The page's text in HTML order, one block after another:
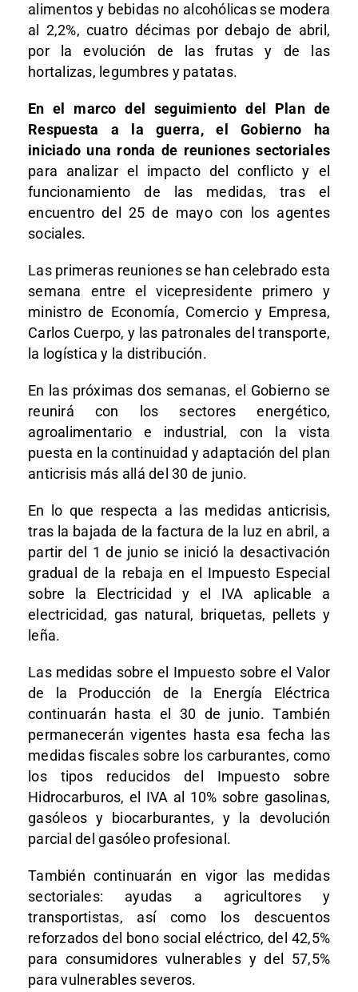
alimentos y bebidas no alcohólicas se modera
al 2,2%, cuatro décimas por debajo de abril,
por la evolución de las frutas y de las
hortalizas, legumbres y patatas.
En el marco del seguimiento del Plan de
Respuesta a la guerra, el Gobierno ha
iniciado una ronda de reuniones sectoriales
para analizar el impacto del conflicto y el
funcionamiento de las medidas, tras el
encuentro del 25 de mayo con los agentes
sociales.
Las primeras reuniones se han celebrado esta
semana entre el vicepresidente primero y
ministro de Economía, Comercio y Empresa,
Carlos Cuerpo, y las patronales del transporte,
la logística y la distribución.
En las próximas dos semanas, el Gobierno se
reunirá con los sectores energético,
agroalimentario e industrial, con la vista
puesta en la continuidad y adaptación del plan
anticrisis más allá del 30 de junio.
En lo que respecta a las medidas anticrisis,
tras la bajada de la factura de la luz en abril, a
partir del 1 de junio se inició la desactivación
gradual de la rebaja en el Impuesto Especial
sobre la Electricidad y el IVA aplicable a
electricidad, gas natural, briquetas, pellets y
leña.
Las medidas sobre el Impuesto sobre el Valor
de la Producción de la Energía Eléctrica
continuarán hasta el 30 de junio. También
permanecerán vigentes hasta esa fecha las
medidas fiscales sobre los carburantes, como
los tipos reducidos del Impuesto sobre
Hidrocarburos, el IVA al 10% sobre gasolinas,
gasóleos y biocarburantes, y la devolución
parcial del gasóleo profesional.
También continuarán en vigor las medidas
sectoriales: ayudas a agricultores y
transportistas, así como los descuentos
reforzados del bono social eléctrico, del 42,5%
para consumidores vulnerables y del 57,5%
para vulnerables severos.